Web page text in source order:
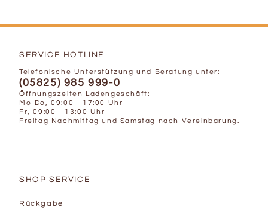
SERVICE HOTLINE
Telefonische Unterstützung und Beratung unter:
(05825) 985 999-0
Öffnungszeiten Ladengeschäft:
Mo-Do, 09:00 - 17:00 Uhr
Fr, 09:00 - 13:00 Uhr
Freitag Nachmittag und Samstag nach Vereinbarung.
SHOP SERVICE
Rückgabe